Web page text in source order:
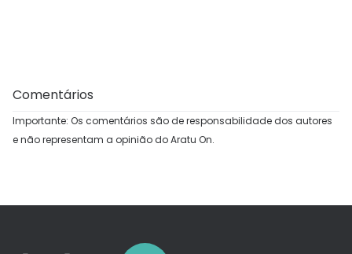
Comentários
Importante: Os comentários são de responsabilidade dos autores
e não representam a opinião do Aratu On.